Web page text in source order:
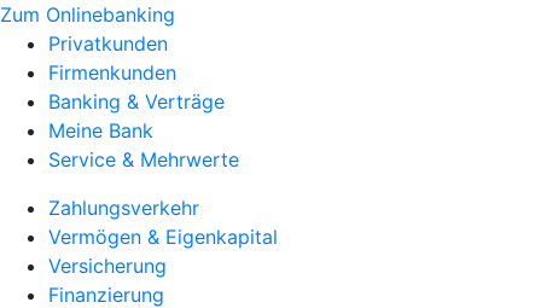
Zum Onlinebanking
Privatkunden
Firmenkunden
Banking & Verträge
Meine Bank
Service & Mehrwerte
Zahlungsverkehr
Vermögen & Eigenkapital
Versicherung
Finanzierung